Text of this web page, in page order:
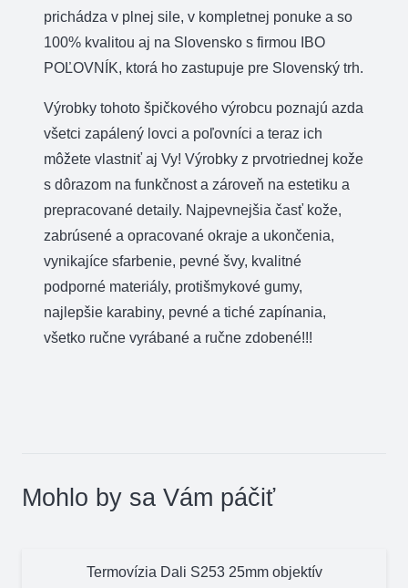
prichádza v plnej sile, v kompletnej ponuke a so
100% kvalitou aj na Slovensko s firmou IBO
POĽOVNÍK, ktorá ho zastupuje pre Slovenský trh.
Výrobky tohoto špičkového výrobcu poznajú azda
všetci zapálený lovci a poľovníci a teraz ich
môžete vlastniť aj Vy! Výrobky z prvotriednej kože
s dôrazom na funkčnost a zároveň na estetiku a
prepracované detaily. Najpevnejšia časť kože,
zabrúsené a opracované okraje a ukončenia,
vynikajíce sfarbenie, pevné švy, kvalitné
podporné materiály, protišmykové gumy,
najlepšie karabiny, pevné a tiché zapínania,
všetko ručne vyrábané a ručne zdobené!!!
Mohlo by sa Vám páčiť
Termovízia Dali S253 25mm objektív